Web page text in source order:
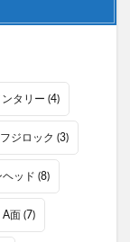
ンタリー (4)
フジロック (3)
ヘッド (8)
A面 (7)